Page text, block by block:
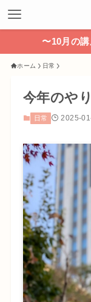
〜10月の
ホーム 日常
今年のや
日常 2025-